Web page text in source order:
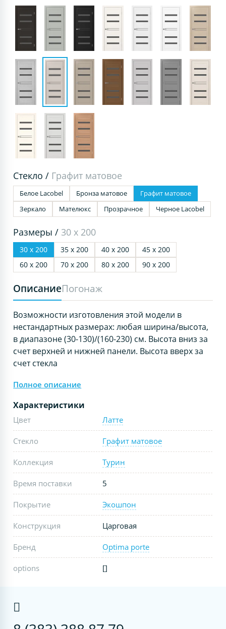
Стекло / Графит матовое
Белое Lacobel Бронза матовое
Графит матовое
Зеркало
Мателюкс Прозрачное Черное Lacobel
Размеры / 30 х 200
30 х 200 35 х 200 40 х 200
45 х 200
60 х 200
70 х 200 80 х 200 90 х 200
ОписаниеПогонаж
Возможности изготовления этой модели в
нестандартных размерах: любая ширина/высота,
в диапазоне (30-130)/(160-230) см. Высота вниз за
счет верхней и нижней панели. Высота вверх за
счет стекла
Полное описание
Характеристики
Цвет Латте
Стекло Графит матовое
Коллекция Турин
Время поставки 5
Покрытие Экошпон
Конструкция Царговая
Бренд Optima porte
options []